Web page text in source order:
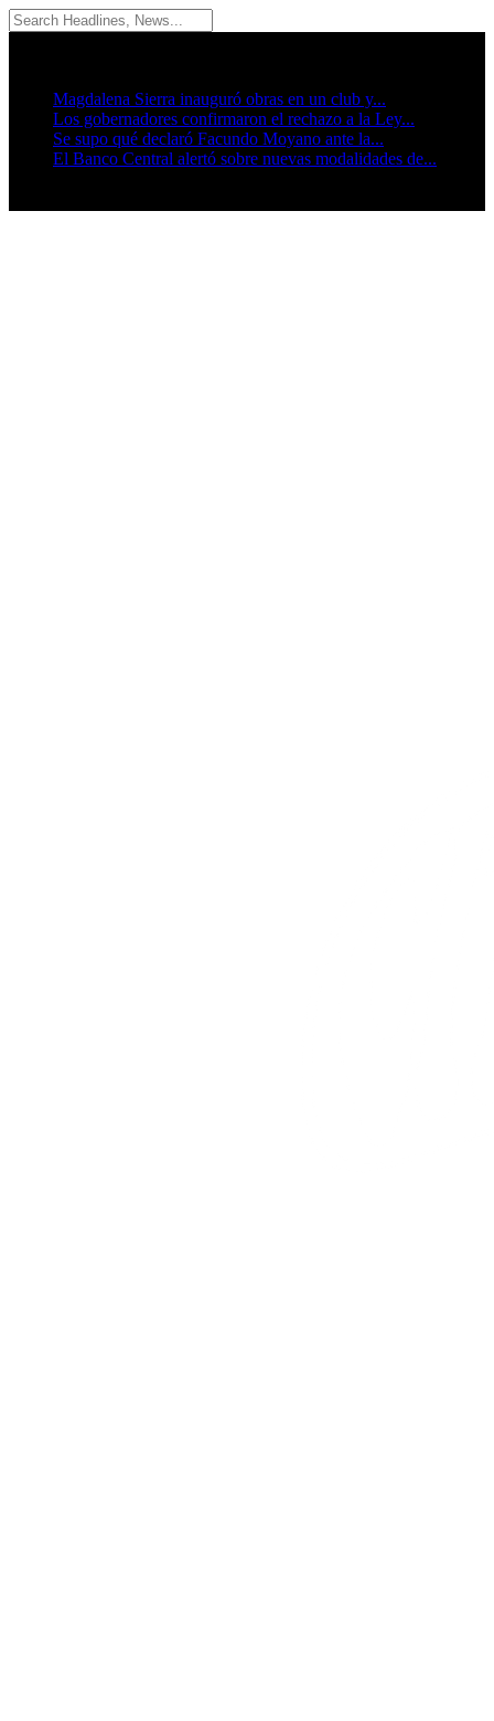
Magdalena Sierra inauguró obras en un club y...
Los gobernadores confirmaron el rechazo a la Ley...
Se supo qué declaró Facundo Moyano ante la...
El Banco Central alertó sobre nuevas modalidades de...